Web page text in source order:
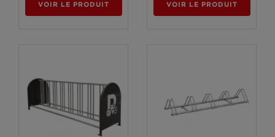
VOIR LE PRODUIT VOIR LE PRODUIT